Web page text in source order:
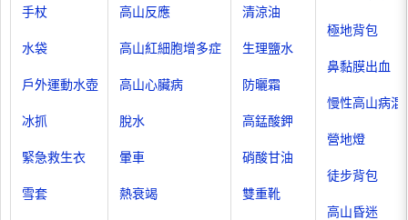
手杖
水袋
戶外運動水壺
冰抓
緊急救生衣
雪套
高山反應
高山紅細胞增多症
高山心臟病
脫水
暈車
熱衰竭
清涼油
生理鹽水
防曬霜
高錳酸鉀
硝酸甘油
雙重靴
極地背包
鼻黏膜出血
慢性高山病混
營地燈
徒步背包
高山昏迷